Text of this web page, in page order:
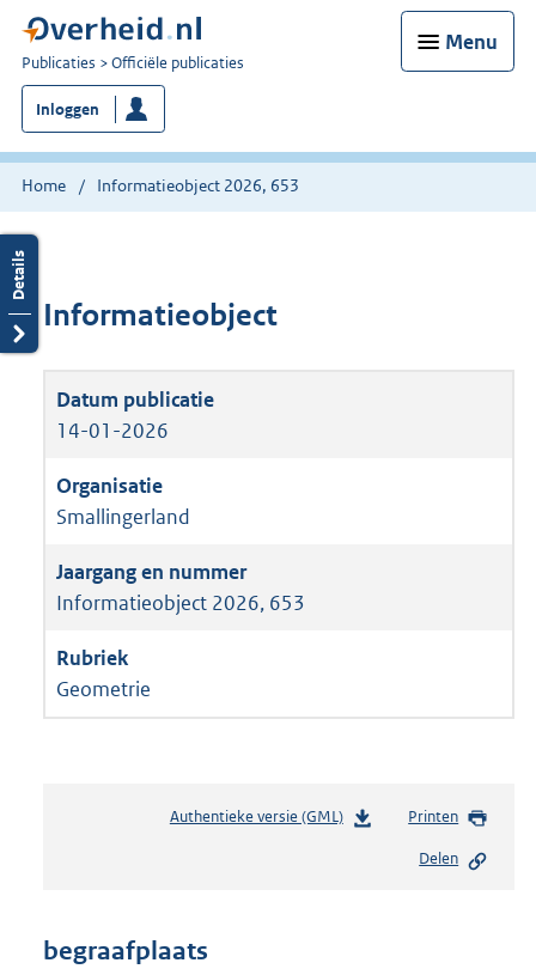
Menu
U
bent
nu
hier:
Publicaties Officiële publicaties
Inloggen
Home Informatieobject 2026, 653
Informatieobject
14-01-2026
Smallingerland
Informatieobject 2026, 653
Geometrie
Authentieke versie (GML)b
Printen
Delen
begraafplaats